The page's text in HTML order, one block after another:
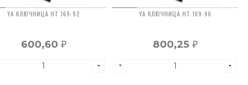
YA КЛЮЧНИЦА HT 169-92
600,60 ₽
YA КЛЮЧНИЦА HT 169-96
800,25 ₽